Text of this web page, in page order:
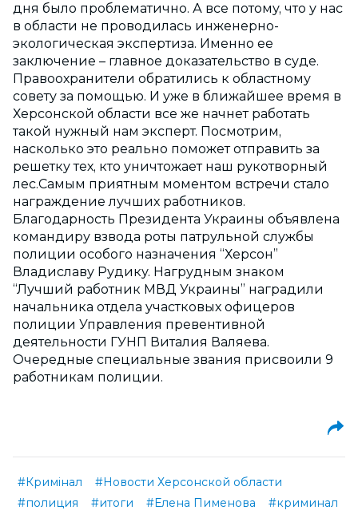
дня было проблематично. А все потому, что у нас
в области не проводилась инженерно-
экологическая экспертиза. Именно ее
заключение – главное доказательство в суде.
Правоохранители обратились к областному
совету за помощью. И уже в ближайшее время в
Херсонской области все же начнет работать
такой нужный нам эксперт. Посмотрим,
насколько это реально поможет отправить за
решетку тех, кто уничтожает наш рукотворный
лес.Самым приятным моментом встречи стало
награждение лучших работников.
Благодарность Президента Украины объявлена
командиру взвода роты патрульной службы
полиции особого назначения “Херсон”
Владиславу Рудику. Нагрудным знаком
“Лучший работник МВД Украины” наградили
начальника отдела участковых офицеров
полиции Управления превентивной
деятельности ГУНП Виталия Валяева.
Очередные специальные звания присвоили 9
работникам полиции.
#Кримінал
#Новости Херсонской области
#полиция
#итоги #Елена Пименова #криминал